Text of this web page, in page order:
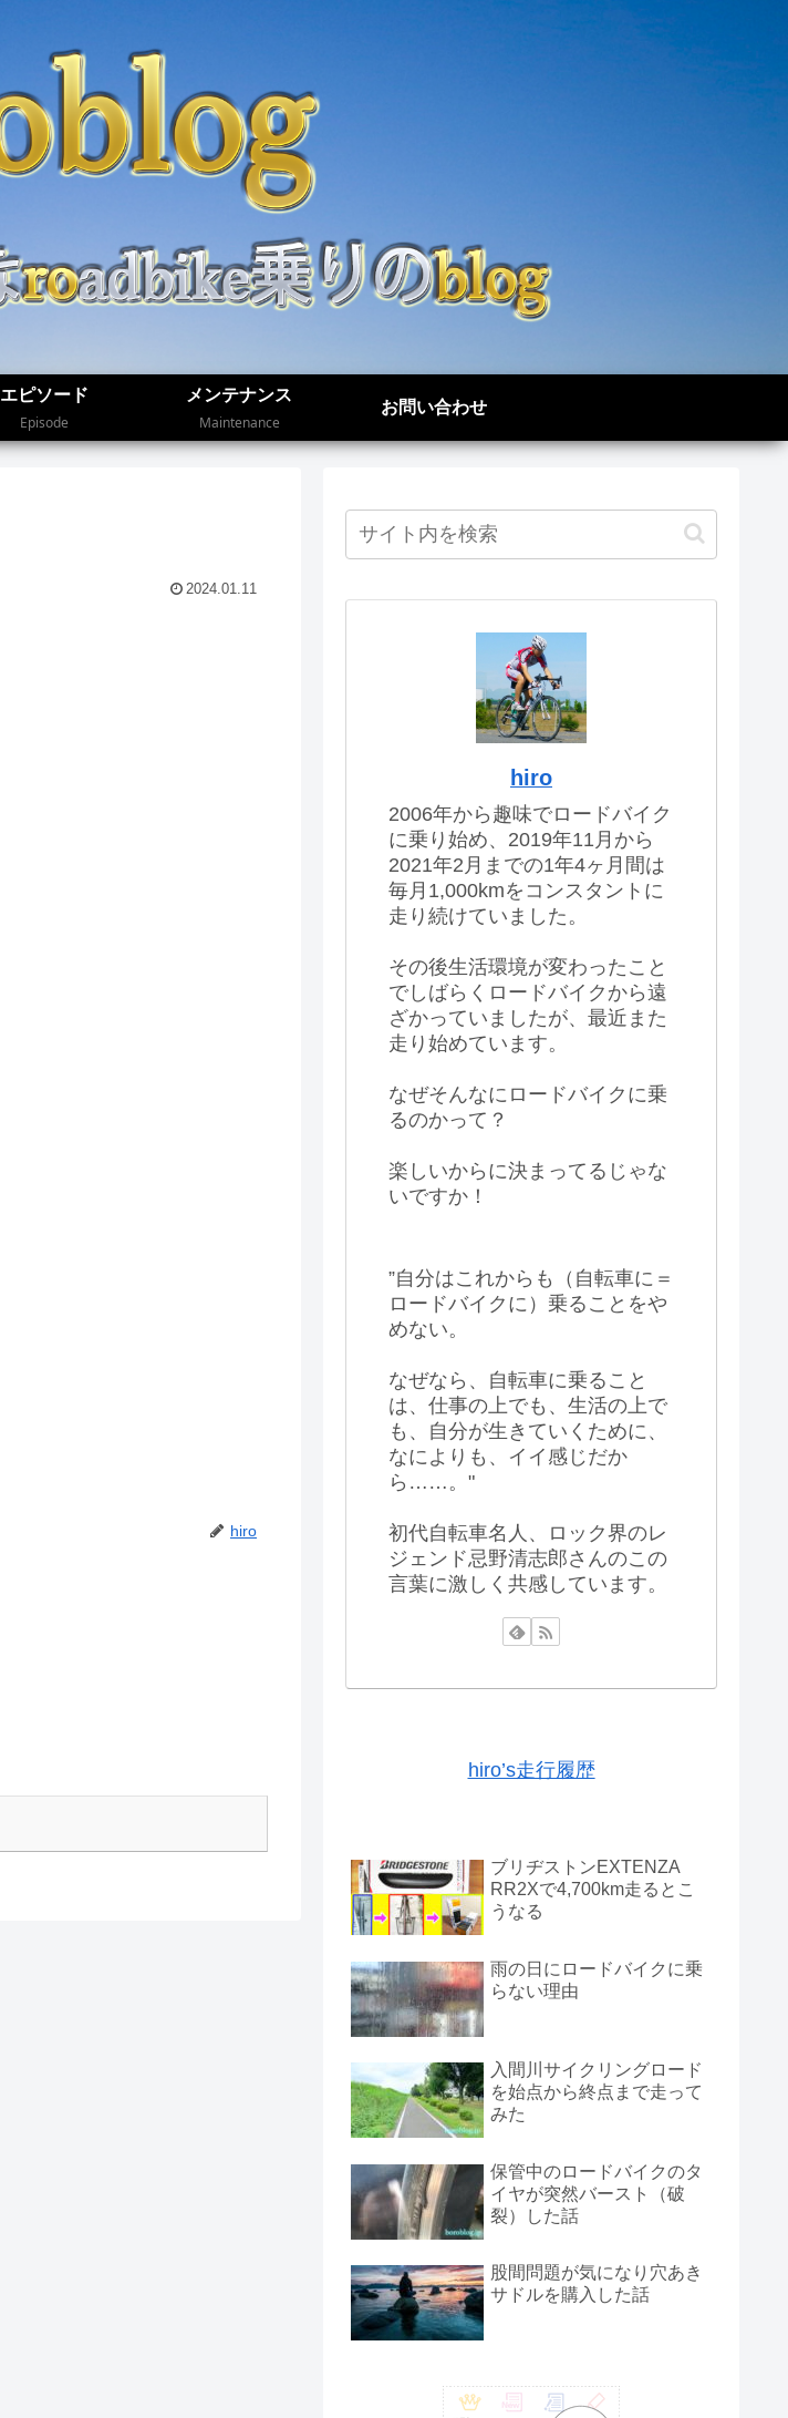
エピソード
Episode
メンテナンス
Maintenance
お問い合わせ
2024.01.11
hiro
hiro
2006年から趣味でロードバイク
に乗り始め、2019年11月から
2021年2月までの1年4ヶ月間は
毎月1,000kmをコンスタントに
走り続けていました。
その後生活環境が変わったこと
でしばらくロードバイクから遠
ざかっていましたが、最近また
走り始めています。
なぜそんなにロードバイクに乗
るのかって？
楽しいからに決まってるじゃな
いですか！
”自分はこれからも（自転車に＝
ロードバイクに）乗ることをや
めない。
なぜなら、自転車に乗ること
は、仕事の上でも、生活の上で
も、自分が生きていくために、
なによりも、イイ感じだか
ら……。"
初代自転車名人、ロック界のレ
ジェンド忌野清志郎さんのこの
言葉に激しく共感しています。
hiro’s走行履歴
ブリヂストンEXTENZA
RR2Xで4,700km走るとこ
うなる
雨の日にロードバイクに乗
らない理由
入間川サイクリングロード
を始点から終点まで走って
みた
保管中のロードバイクのタ
イヤが突然バースト（破
裂）した話
股間問題が気になり穴あき
サドルを購入した話